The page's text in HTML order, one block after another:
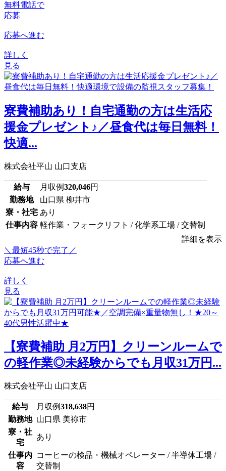
無料電話で
応募
応募へ進む
詳しく
見る
寮費補助あり！自宅通勤の方は生活応
援金プレゼント♪／昼食代は毎日無料！
快適...
株式会社平山 山口支店
給与 月収例320,046円
勤務地
山口県 柳井市
寮・社宅 あり
仕事内容 軽作業・フォークリフト / 化学系工場 / 交替制
詳細を表示
＼最短45秒で完了／
応募へ進む
詳しく
見る
【寮費補助 月2万円】クリーンルームで
の軽作業◎未経験からでも月収31万円...
株式会社平山 山口支店
給与 月収例318,638円
勤務地 山口県 美祢市
寮・社
宅
あり
仕事内
容
コーヒーの検品・機械オペレーター / 半導体工場 /
交替制